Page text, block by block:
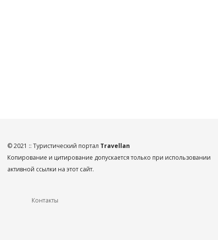
© 2021 :: Туристический портал Travellan
Копирование и цитирование допускается только при использовании
активной ссылки на этот сайт.
Контакты